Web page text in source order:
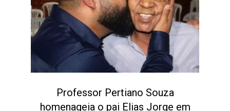
Professor Pertiano Souza
homenageia o pai Elias Jorge em